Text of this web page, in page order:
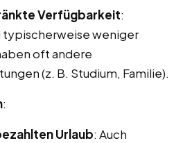
Verfügbarkeit:
typischerweise weniger
oft andere
(z. B. Studium, Familie).
:
Urlaub: Auch